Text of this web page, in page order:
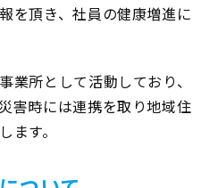
を頂き、社員の健康増進に
業所として活動しており、
害時には連携を取り地域住
ます。